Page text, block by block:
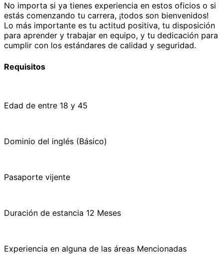
No importa si ya tienes experiencia en estos oficios o si
estás comenzando tu carrera, ¡todos son bienvenidos!
Lo más importante es tu actitud positiva, tu disposición
para aprender y trabajar en equipo, y tu dedicación para
cumplir con los estándares de calidad y seguridad.
Requisitos
Edad de entre 18 y 45
Dominio del inglés (Básico)
Pasaporte vijente
Duración de estancia 12 Meses
Experiencia en alguna de las áreas Mencionadas